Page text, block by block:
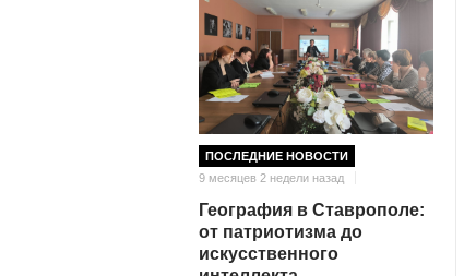
ПОСЛЕДНИЕ НОВОСТИ
9 месяцев 2 недели назад
География в Ставрополе:
от патриотизма до
искусственного